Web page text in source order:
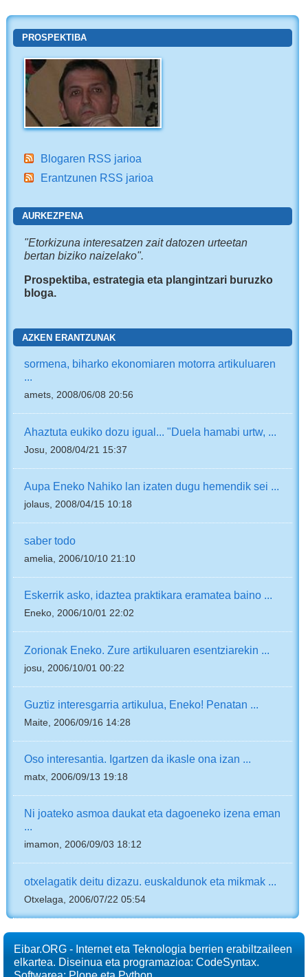
PROSPEKTIBA
Blogaren RSS jarioa
Erantzunen RSS jarioa
AURKEZPENA
"Etorkizuna interesatzen zaitdatozen urteetan
bertan biziko naizelako".
Prospektiba, estrategia eta plangintzari buruzko
bloga.
AZKEN ERANTZUNAK
sormena, biharko ekonomiaren motorra artikuluaren
...
amets, 2008/06/08 20:56
Ahaztuta eukiko dozu igual... "Duela hamabi urtw, ...
Josu, 2008/04/21 15:37
Aupa Eneko Nahiko lan izaten dugu hemendik sei ...
jolaus, 2008/04/15 10:18
saber todo
amelia, 2006/10/10 21:10
Eskerrik asko, idaztea praktikara eramatea baino ...
Eneko, 2006/10/01 22:02
Zorionak Eneko. Zure artikuluaren esentziarekin ...
josu, 2006/10/01 00:22
Guztiz interesgarria artikulua, Eneko! Penatan ...
Maite, 2006/09/16 14:28
Oso interesantia. Igartzen da ikasle ona izan ...
matx, 2006/09/13 19:18
Ni joateko asmoa daukat eta dagoeneko izena eman
...
imamon, 2006/09/03 18:12
otxelagatik deitu dizazu. euskaldunok eta mikmak ...
Otxelaga, 2006/07/22 05:54
Eibar.ORG - Internet eta Teknologia berrien erabiltzaileen
elkartea. Diseinua eta programazioa: CodeSyntax.